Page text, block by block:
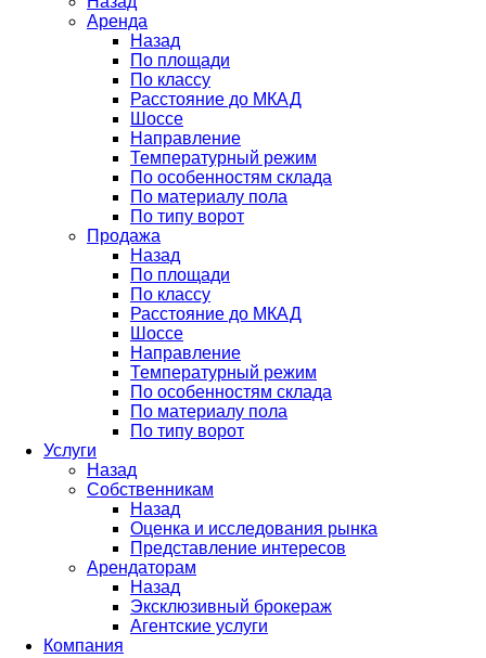
Аренда
Назад
По площади
По классу
Расстояние до МКАД
Шоссе
Направление
Температурный режим
По особенностям склада
По материалу пола
По типу ворот
Продажа
Назад
По площади
По классу
Расстояние до МКАД
Шоссе
Направление
Температурный режим
По особенностям склада
По материалу пола
По типу ворот
Услуги
Назад
Собственникам
Назад
Оценка и исследования рынка
Представление интересов
Арендаторам
Назад
Эксклюзивный брокераж
Агентские услуги
Компания